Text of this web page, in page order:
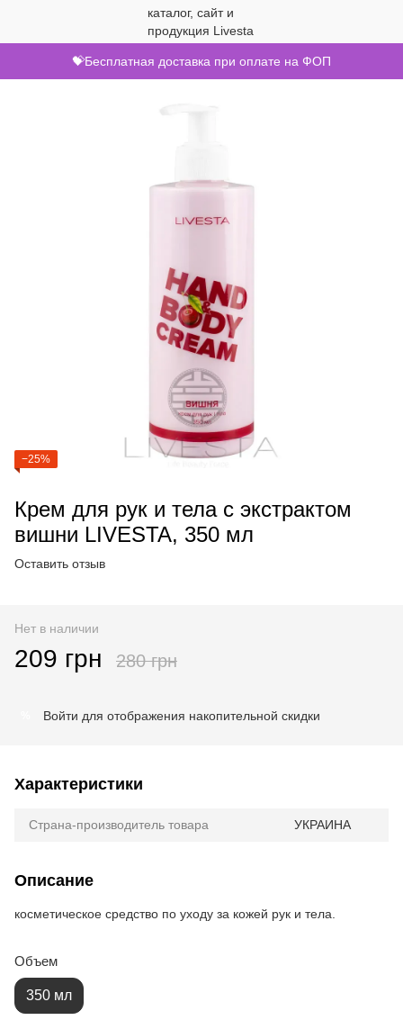
💝Бесплатная доставка при оплате на ФОП
−25%
Крем для рук и тела с экстрактом
вишни LIVESTA, 350 мл
Оставить отзыв
Нет в наличии
209 грн 280 грн
Войти для отображения накопительной скидки
Характеристики
Страна-производитель товара УКРАИНА
Описание
косметическое средство по уходу за кожей рук и тела.
Объем
350 мл